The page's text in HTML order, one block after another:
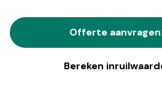
Offerte aanvragen
Bereken